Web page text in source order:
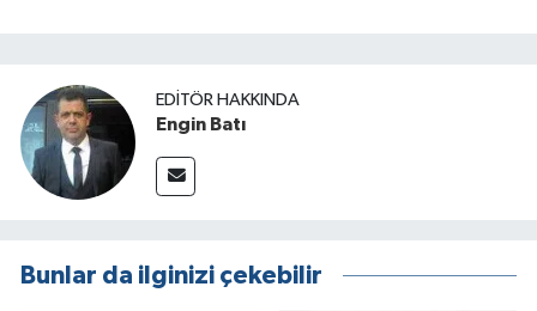
EDITÖR HAKKINDA
Engin Batı
Bunlar da ilginizi çekebilir